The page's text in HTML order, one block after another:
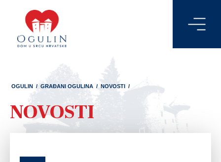
OGULIN / GRAĐANI OGULINA / NOVOSTI /
NOVOSTI